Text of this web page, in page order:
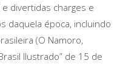
divertidas charges e
daquela época, incluindo
(O Namoro,
Ilustrado” de 15 de